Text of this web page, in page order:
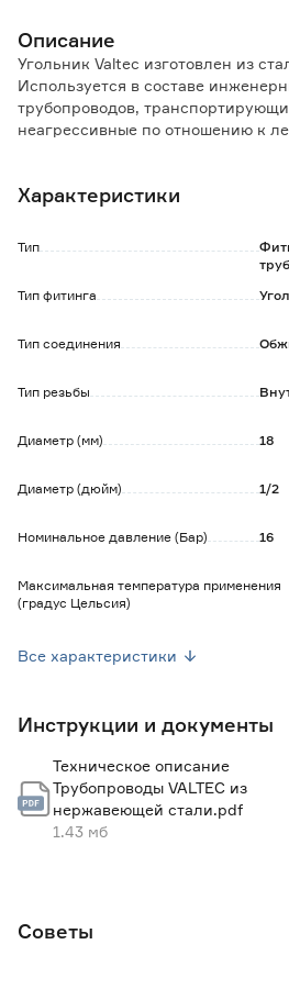
Описание
Угольник Valtec изготовлен из
Используется в составе
трубопроводов,
неагрессивные по отношению к
Фитинг рассчитан на обжатие с
Характеристики
Тип
труб
Тип фитинга
Тип соединения
Тип резьбы
Диаметр (мм) 18
Диаметр (дюйм) 1/2
Номинальное давление (Бар) 16
Максимальная температура применения
(градус Цельсия)
Страна производства
Вес брутто (кг)
Все характеристики
Инструкции и документы
Техническое описание
Трубопроводы VALTEC из
нержавеющей стали.pdf
1.43 мб
Советы